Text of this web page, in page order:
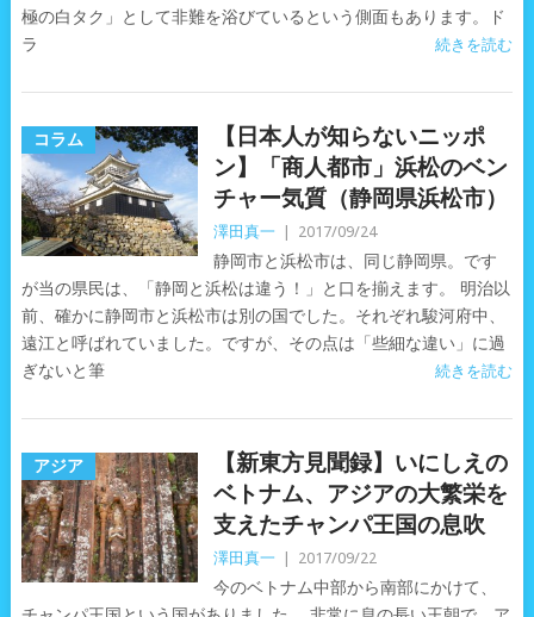
極の白タク」として非難を浴びているという側面もあります。ド
ラ
続きを読む
コラム
【日本人が知らないニッポ
ン】「商人都市」浜松のベン
チャー気質（静岡県浜松市）
澤田真一 2017/09/24
静岡市と浜松市は、同じ静岡県。です
が当の県民は、「静岡と浜松は違う！」と口を揃えます。 明治以
前、確かに静岡市と浜松市は別の国でした。それぞれ駿河府中、
遠江と呼ばれていました。ですが、その点は「些細な違い」に過
ぎないと筆
続きを読む
アジア
【新東方見聞録】いにしえの
ベトナム、アジアの大繁栄を
支えたチャンパ王国の息吹
澤田真一 2017/09/22
今のベトナム中部から南部にかけて、